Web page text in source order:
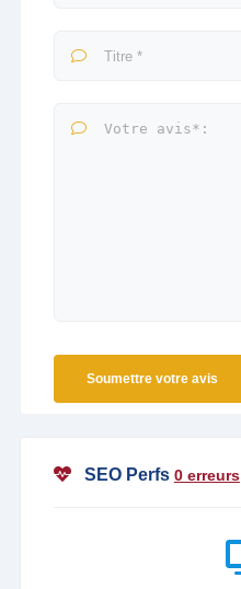
Soumettre votre avis
SEO Perfs 0 erreurs